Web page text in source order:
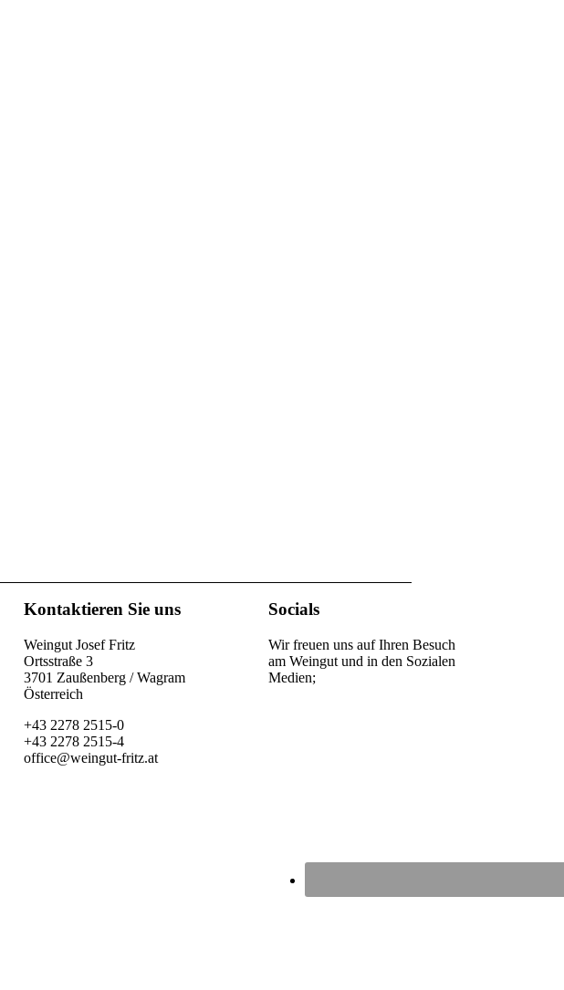
Kontaktieren Sie uns
Weingut Josef Fritz
Ortsstraße 3
3701 Zaußenberg / Wagram
Österreich
+43 2278 2515-0
+43 2278 2515-4
office@weingut-fritz.at
Socials
Wir freuen uns auf Ihren Besuch
am Weingut und in den Sozialen
Medien;